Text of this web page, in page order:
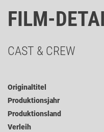
FILM-
CAST & CREW
Originaltitel
Produktionsjahr
Produktionsland
Verleih